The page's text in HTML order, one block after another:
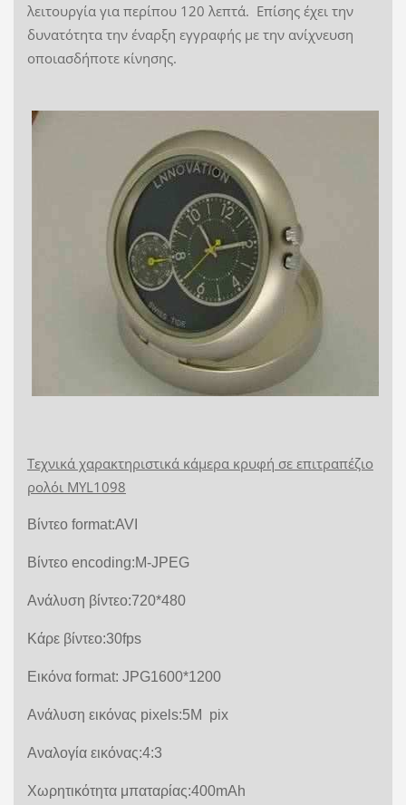
λειτουργία για περίπου 120 λεπτά. Επίσης έχει την
δυνατότητα την έναρξη εγγραφής με την ανίχνευση
οποιασδήποτε κίνησης.
Τεχνικά χαρακτηριστικά κάμερα κρυφή σε επιτραπέζιο
ρολόι MYL1098
Βίντεο format:AVI
Βίντεο encoding:M-JPEG
Ανάλυση βίντεο:720*480
Κάρε βίντεο:30fps
Εικόνα format: JPG1600*1200
Ανάλυση εικόνας pixels:5M pix
Αναλογία εικόνας:4:3
Χωρητικότητα μπαταρίας:400mAh